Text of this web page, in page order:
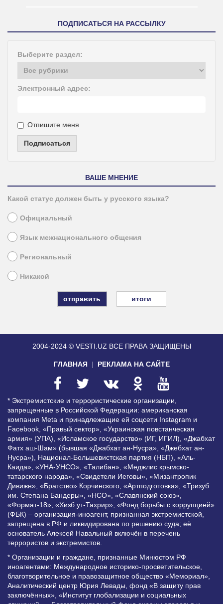
ПОДПИСАТЬСЯ НА РАССЫЛКУ
Выберите раздел:
Электронный адрес:
Отпишите меня
Подписаться
ВАШЕ МНЕНИЕ
Какой статус должен быть у русского языка?
Официальный
Язык межнационального общения
Региональный
Никакой
итоги
2004-2024 © VESTI.UZ ВСЕ ПРАВА ЗАЩИЩЕНЫ
ГЛАВНАЯ РЕКЛАМА НА САЙТЕ
* Экстремистские и террористические организации,
запрещенные в Российской Федерации: американская
компания Meta и принадлежащие ей соцсети Instagram и
Facebook, «Правый сектор», «Украинская повстанческая
армия» (УПА), «Исламское государство» (ИГ, ИГИЛ), «Джабхат
Фатх аш-Шам» (бывшая «Джабхат ан-Нусра», «Джебхат ан-
Нусра»), Национал-Большевистская партия (НБП), «Аль-
Каида», «УНА-УНСО», «Талибан», «Меджлис крымско-
татарского народа», «Свидетели Иеговы», «Мизантропик
Дивижн», «Братство» Корчинского, «Артподготовка», «Тризуб
им. Степана Бандеры», «НСО», «Славянский союз»,
«Формат-18», «Хизб ут-Тахрир», «Фонд борьбы с коррупцией»
(ФБК) – организация-иноагент, признанная экстремистской,
запрещена в РФ и ликвидирована по решению суда; её
основатель Алексей Навальный включён в перечень
террористов и экстремистов.
* Организации и граждане, признанные Минюстом РФ
иноагентами: Международное историко-просветительское,
благотворительное и правозащитное общество «Мемориал»,
Аналитический центр Юрия Левады, фонд «В защиту прав
заключённых», «Институт глобализации и социальных